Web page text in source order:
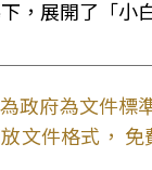
，展開了「小
政府為文件
文件格式，